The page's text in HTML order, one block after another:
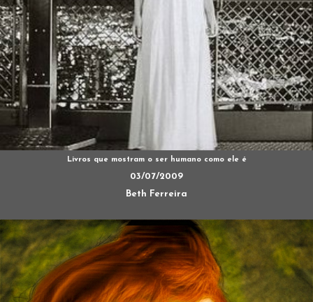
Livros que mostram o ser humano como ele é
03/07/2009
Beth Ferreira